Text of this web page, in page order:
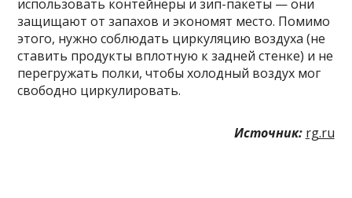
использовать контейнеры и зип-пакеты — они
защищают от запахов и экономят место. Помимо
этого, нужно соблюдать циркуляцию воздуха (не
ставить продукты вплотную к задней стенке) и не
перегружать полки, чтобы холодный воздух мог
свободно циркулировать.
Источник: rg.ru